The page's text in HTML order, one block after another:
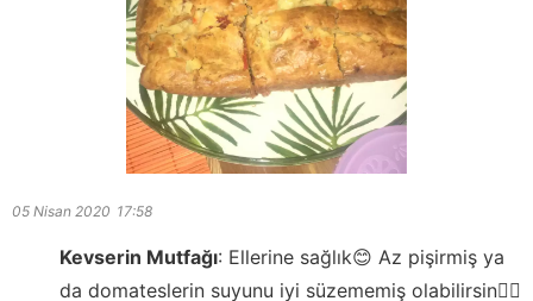
05 Nisan 2020 17:58
Kevserin Mutfağı: Ellerine sağlık😊 Az pişirmiş ya
da domateslerin suyunu iyi süzememiş olabilirsin👍🏻